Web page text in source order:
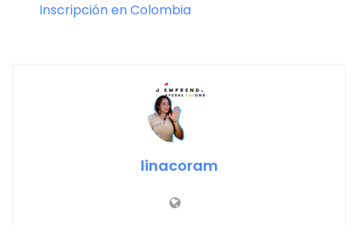
Inscripción en Colombia
linacoram